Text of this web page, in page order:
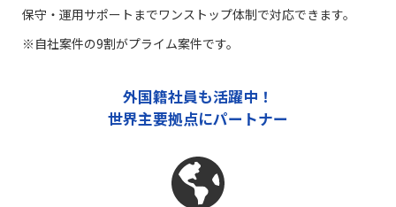
保守・運用サポートまでワンストップ体制で対応できます。
※自社案件の9割がプライム案件です。
外国籍社員も活躍中！
世界主要拠点にパートナー